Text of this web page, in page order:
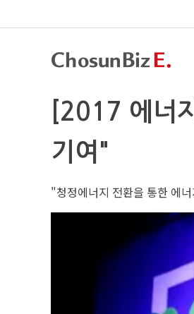
[2017 에너
기여"
"청정에너지 전환을 통한 에